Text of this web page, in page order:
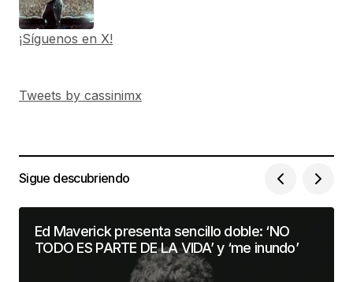
¡Síguenos en X!
Tweets by cassinimx
Sigue descubriendo
Ed Maverick presenta sencillo doble: ‘NO
TODO ES PARTE DE LA VIDA’ y ‘me inundo’